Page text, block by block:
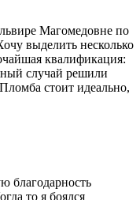
Магомедовне по
выделить несколько
квалификация:
случай решили
стоит идеально,
благодарность
то я боялся